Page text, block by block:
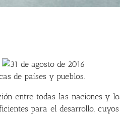
de países y pueblos.
entre todas las naciones y
para el desarrollo, cuyos